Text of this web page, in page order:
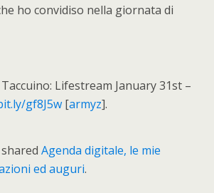
ho convidiso nella giornata di
Lifestream January 31st –
gf8J5w [armyz].
Agenda digitale, le mie
ed auguri.